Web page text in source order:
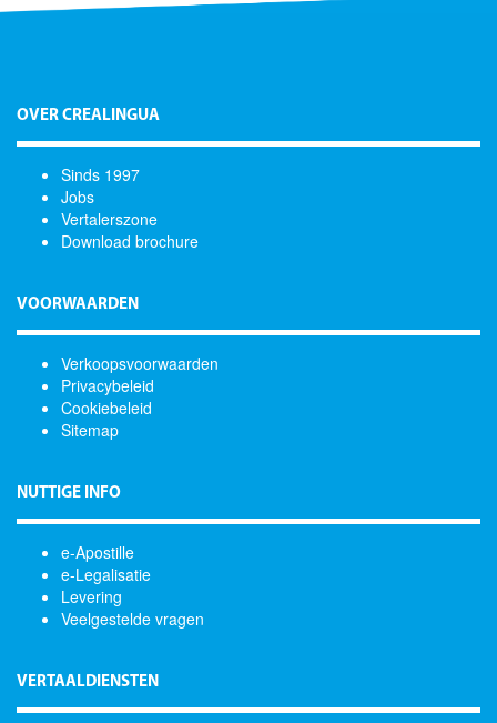
OVER CREALINGUA
Sinds 1997
Jobs
Vertalerszone
Download brochure
VOORWAARDEN
Verkoopsvoorwaarden
Privacybeleid
Cookiebeleid
Sitemap
NUTTIGE INFO
e-Apostille
e-Legalisatie
Levering
Veelgestelde vragen
VERTAALDIENSTEN